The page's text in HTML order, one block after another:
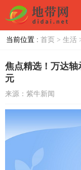
当前位置 : 首页 > 生活
焦点精选！万达轴
元
来源：紫牛新闻